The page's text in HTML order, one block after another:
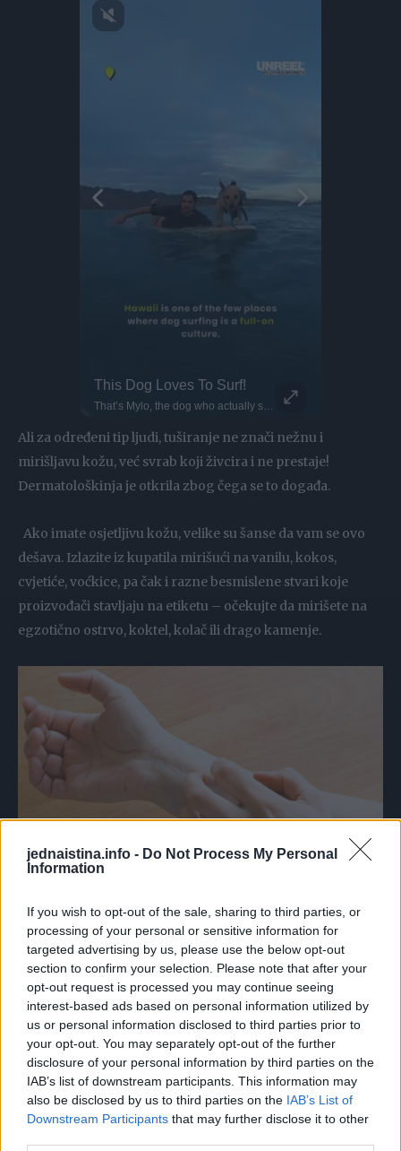
jednaistina.info - Do Not Process My Personal
Information
If you wish to opt-out of the sale, sharing to third parties, or
processing of your personal or sensitive information for
targeted advertising by us, please use the below opt-out
section to confirm your selection. Please note that after your
opt-out request is processed you may continue seeing
interest-based ads based on personal information utilized by
us or personal information disclosed to third parties prior to
your opt-out. You may separately opt-out of the further
disclosure of your personal information by third parties on the
IAB’s list of downstream participants. This information may
also be disclosed by us to third parties on the IAB’s List of
Downstream Participants that may further disclose it to other
This Dog Loves To Surf!
That’s Mylo, the dog who actually surfs. This little guy even dances when he wants to get on the water! Surf dogs like Mylo train gradually, starting on the sand as puppies before hitting the ocean. Hawaii is one of the few places where dog surfing is a full-on culture. Proof that the wave is better when shared!
Ali za određeni tip ljudi, tuširanje ne znači nežnu i
mirišljavu kožu, već svrab koji živcira i ne prestaje!
Dermatološkinja je otkrila zbog čega se to događa.
Ako imate osjetljivu kožu, velike su šanse da vam se ovo
dešava. Izlazite iz kupatila mirišući na vanilu, kokos,
cvjetiće, voćkice, pa čak i razne besmislene stvari koje
proizvođači stavljaju na etiketu – očekujte da mirišete na
egzotično ostrvo, koktel, kolač ili drago kamenje.
“Miris je jedan od najvećih alergena u ovakvim
proizvodima”, navodi dermatološkinja dr Loreta Čiraldo.
“Vještački mirisi su problem jer su oni u kupke i sapune
dodati samo da bi poboljšali iskustvo kupanja, nemaju
nikakvu svrhu u čišćenju kože. A mogu izazvati osjećaj
neprijatnosti, osip, svrab ili čak oticanje”, objašnjava ona.
Kao i u slučaju kućne hemije, miris može biti najveći krivac
za iritaciju kože ali i očiju.